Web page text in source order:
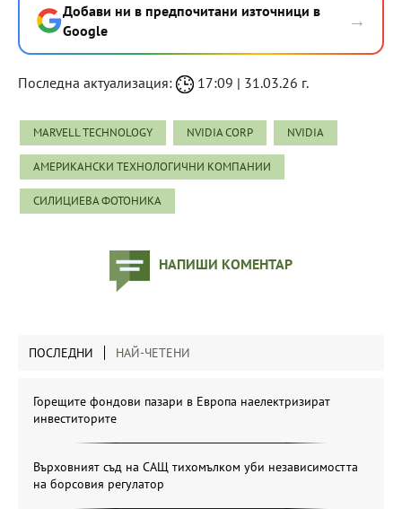
Добави ни в предпочитани източници в
Google
→
Последна актуализация: 17:09 | 31.03.26 г.
MARVELL TECHNOLOGY NVIDIA CORP NVIDIA
АМЕРИКАНСКИ ТЕХНОЛОГИЧНИ КОМПАНИИ
СИЛИЦИЕВА ФОТОНИКА
НАПИШИ КОМЕНТАР
ПОСЛЕДНИ НАЙ-ЧЕТЕНИ
Горещите фондови пазари в Европа наелектризират
инвеститорите
Върховният съд на САЩ тихомълком уби независимостта
на борсовия регулатор